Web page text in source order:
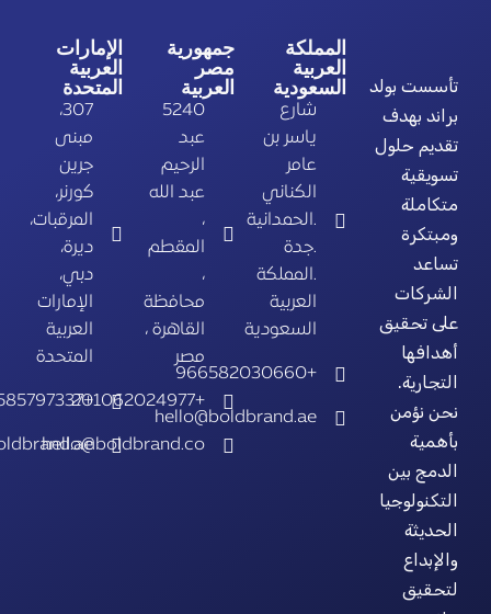
تأسست بولد
براند بهدف
تقديم حلول
تسويقية
متكاملة
ومبتكرة
تساعد
الشركات
على تحقيق
أهدافها
التجارية.
نحن نؤمن
بأهمية
الدمج بين
التكنولوجيا
الحديثة
والإبداع
لتحقيق
المملكة
العربية
السعودية
شارع
ياسر بن
عامر
الكناني
.الحمدانية
.جدة
.المملكة
العربية
السعودية
+966582030660
hello@boldbrand.ae
جمهورية
مصر
العربية
5240
عبد
الرحيم
عبد الله
،
المقطم
،
محافظة
القاهرة ،
مصر
+201062024977
hello@boldbrand.co
الإمارات
العربية
المتحدة
307،
مبنى
جرين
كورنر،
المرقبات،
ديرة،
دبي،
الإمارات
العربية
المتحدة
+971585797337